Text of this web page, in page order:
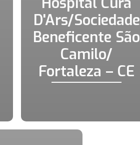
D'Ars/Sociedade
Beneficente São
Camilo/
Fortaleza – CE